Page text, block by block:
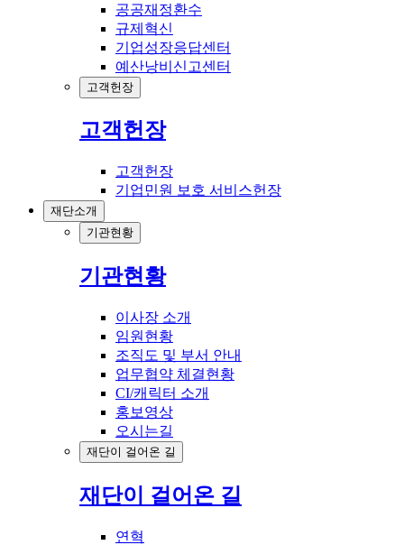
공공재정환수
규제혁신
기업성장응답센터
예산낭비신고센터
고객헌장
고객헌장
고객헌장
기업민원 보호 서비스헌장
재단소개
기관현황
기관현황
이사장 소개
임원현황
조직도 및 부서 안내
업무협약 체결현황
CI/캐릭터 소개
홍보영상
오시는길
재단이 걸어온 길
재단이 걸어온 길
연혁